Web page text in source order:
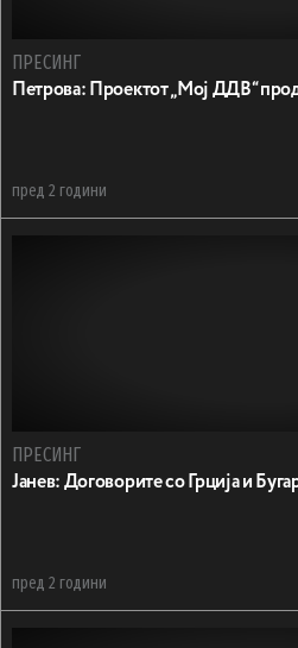
ПРЕСИНГ
Петрова: Проектот „Мој ДДВ“
пред 2 години
ПРЕСИНГ
Jaнев: Договорите со Грција и
пред 2 години